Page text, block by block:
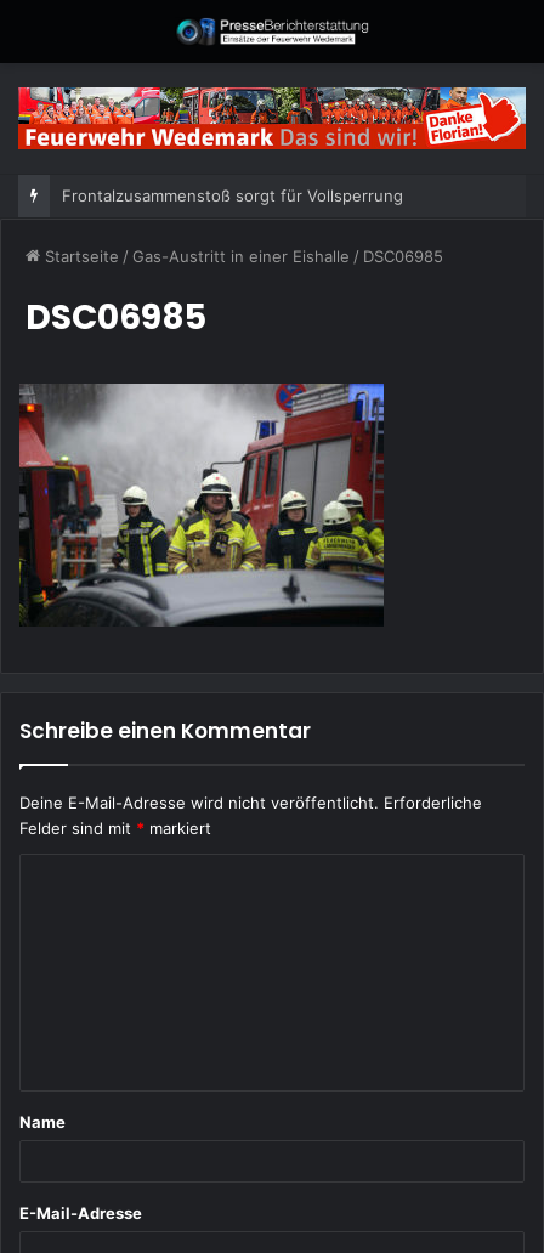
Frontalzusammenstoß sorgt für Vollsperrung
Startseite / Gas-Austritt in einer Eishalle / DSC06985
DSC06985
Schreibe einen Kommentar
Deine E-Mail-Adresse wird nicht veröffentlicht. Erforderliche
Felder sind mit * markiert
a
Name
E-Mail-Adresse